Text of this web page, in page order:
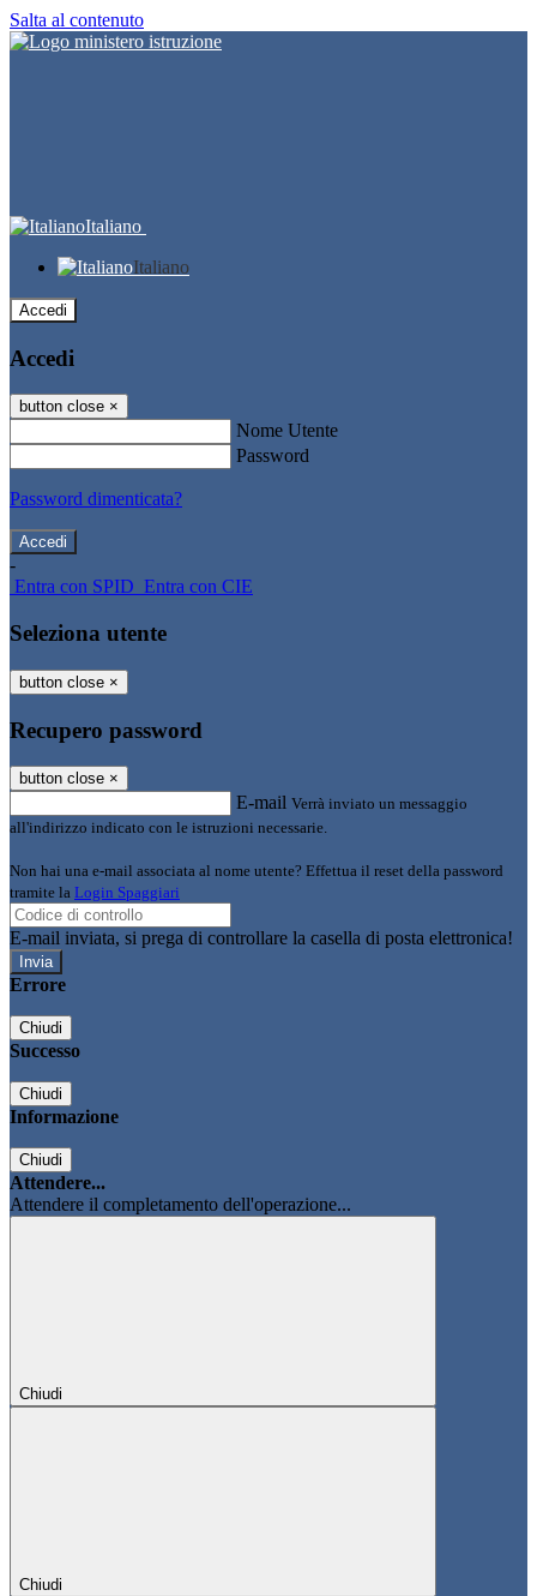
Salta al contenuto
Italiano
Italiano
Accedi
Accedi
button close ×
Nome Utente
Password
Password dimenticata?
-
Entra con SPID Entra con CIE
Seleziona utente
button close ×
Recupero password
button close ×
E-mail Verrà inviato un messaggio
all'indirizzo indicato con le istruzioni necessarie.
Non hai una e-mail associata al nome utente? Effettua il reset della password
tramite la Login Spaggiari
E-mail inviata, si prega di controllare la casella di posta elettronica!
Errore
Chiudi
Successo
Chiudi
Informazione
Chiudi
Attendere...
Attendere il completamento dell'operazione...
Chiudi
Chiudi